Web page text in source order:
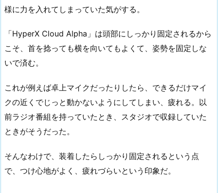
様に力を入れてしまっていた気がする。
「HyperX Cloud Alpha」は頭部にしっかり固定されるから
こそ、首を捻っても横を向いてもよくて、姿勢を固定しな
いで済む。
これが例えば卓上マイクだったりしたら、できるだけマイ
クの近くでじっと動かないようにしてしまい、疲れる。以
前ラジオ番組を持っていたとき、スタジオで収録していた
ときがそうだった。
そんなわけで、装着したらしっかり固定されるという点
で、つけ心地がよく、疲れづらいという印象だ。